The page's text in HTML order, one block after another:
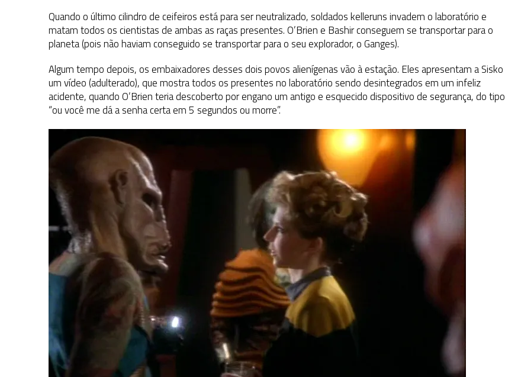
Quando o último cilindro de ceifeiros está para ser neutralizado, soldados kelleruns invadem o laboratório e
matam todos os cientistas de ambas as raças presentes. O’Brien e Bashir conseguem se transportar para o
planeta (pois não haviam conseguido se transportar para o seu explorador, o Ganges).
Algum tempo depois, os embaixadores desses dois povos alienígenas vão à estação. Eles apresentam a Sisko
um vídeo (adulterado), que mostra todos os presentes no laboratório sendo desintegrados em um infeliz
acidente, quando O’Brien teria descoberto por engano um antigo e esquecido dispositivo de segurança, do tipo
“ou você me dá a senha certa em 5 segundos ou morre”.